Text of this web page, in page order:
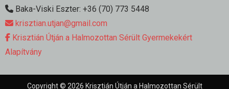
Baka-Viski Eszter: +36 (70) 773 5448
krisztian.utjan@gmail.com
Krisztián Útján a Halmozottan Sérült Gyermekekért
Alapítvány
Copyright © 2026 Krisztián Útján a Halmozottan Sérült